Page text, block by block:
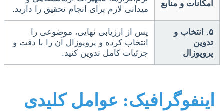
امکانات و منابع
میدانی لازم برای انجام تحقیق را دارید.
۵. انتخاب و
تدوین
پروپوزال
پس از ارزیابی نهایی، موضوعی را
انتخاب کرده و پروپوزال آن را با دقت و
جزئیات کامل تدوین کنید.
اینفوگرافیک: عوامل کلیدی